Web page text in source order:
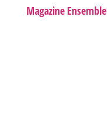
Magazine Ensemble